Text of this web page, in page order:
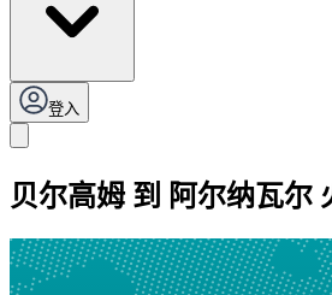
登入
贝尔高姆 到 阿尔纳瓦尔